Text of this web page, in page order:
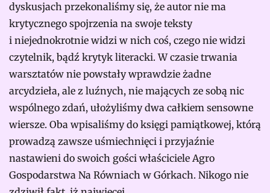
dyskusjach przekonaliśmy się, że autor nie ma
krytycznego spojrzenia na swoje teksty
i niejednokrotnie widzi w nich coś, czego nie widzi
czytelnik, bądź krytyk literacki. W czasie trwania
warsztatów nie powstały wprawdzie żadne
arcydzieła, ale z luźnych, nie mających ze sobą nic
wspólnego zdań, ułożyliśmy dwa całkiem sensowne
wiersze. Oba wpisaliśmy do księgi pamiątkowej, którą
prowadzą zawsze uśmiechnięci i przyjaźnie
nastawieni do swoich gości właściciele Agro
Gospodarstwa Na Równiach w Górkach. Nikogo nie